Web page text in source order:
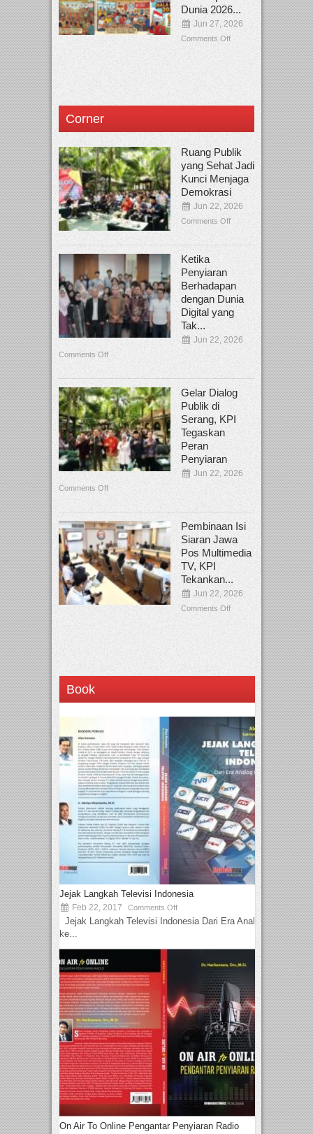
Dunia 2026...
Jun 27, 2026
Comments Off
Corner
Ruang Publik
yang Sehat Jadi
Kunci Menjaga
Demokrasi
Jun 22, 2026
Comments Off
Ketika
Penyiaran
Berhadapan
dengan Dunia
Digital yang
Tak...
Jun 22, 2026
Comments Off
Gelar Dialog
Publik di
Serang, KPI
Tegaskan
Peran
Penyiaran
Jun 22, 2026
Comments Off
Pembinaan Isi
Siaran Jawa
Pos Multimedia
TV, KPI
Tekankan...
Jun 22, 2026
Comments Off
Book
Jejak Langkah Televisi Indonesia
Feb 22, 2017 Comments Off
Jejak Langkah Televisi Indonesia Dari Era Analog
ke...
On Air To Online Pengantar Penyiaran Radio